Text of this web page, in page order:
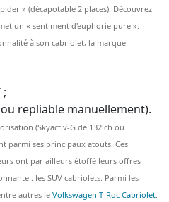
» (décapotable 2 places). Découvrez
un « sentiment d'euphorie pure ».
à son cabriolet, la marque
;
repliable manuellement).
(Skyactiv-G de 132 ch ou
parmi ses principaux atouts. Ces
ont par ailleurs étoffé leurs offres
: les SUV cabriolets. Parmi les
autres le Volkswagen T-Roc Cabriolet